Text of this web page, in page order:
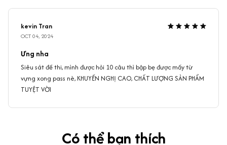
kevin Tran
OCT 04, 2024
Ưng nha
Siêu sát đề thi, mình được hỏi 10 câu thì bập bẹ được mấy từ
vựng xong pass nè, KHUYẾN NGHỊ CAO, CHẤT LƯỢNG SẢN PHẨM
TUYỆT VỜI
Có thể bạn thích